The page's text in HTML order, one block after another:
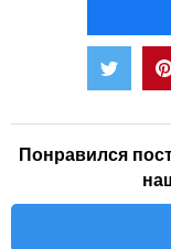
Понравился